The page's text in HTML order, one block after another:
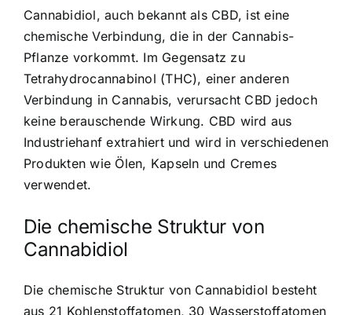
Cannabidiol, auch bekannt als CBD, ist eine
chemische Verbindung, die in der Cannabis-
Pflanze vorkommt. Im Gegensatz zu
Tetrahydrocannabinol (THC), einer anderen
Verbindung in Cannabis, verursacht CBD jedoch
keine berauschende Wirkung. CBD wird aus
Industriehanf extrahiert und wird in verschiedenen
Produkten wie Ölen, Kapseln und Cremes
verwendet.
Die chemische Struktur von
Cannabidiol
Die chemische Struktur von Cannabidiol besteht
aus 21 Kohlenstoffatomen, 30 Wasserstoffatomen